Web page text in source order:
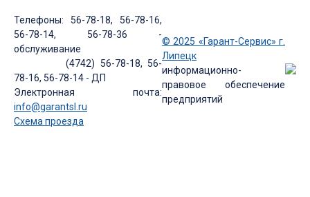
Телефоны: 56-78-18, 56-78-16,
56-78-14, 56-78-36 -
обслуживание
(4742) 56-78-18, 56-
78-16, 56-78-14 - ДП
Электронная почта:
info@garantsl.ru
Схема проезда
© 2025 «Гарант-Сервис» г.
Липецк
информационно-
правовое обеспечение
предприятий